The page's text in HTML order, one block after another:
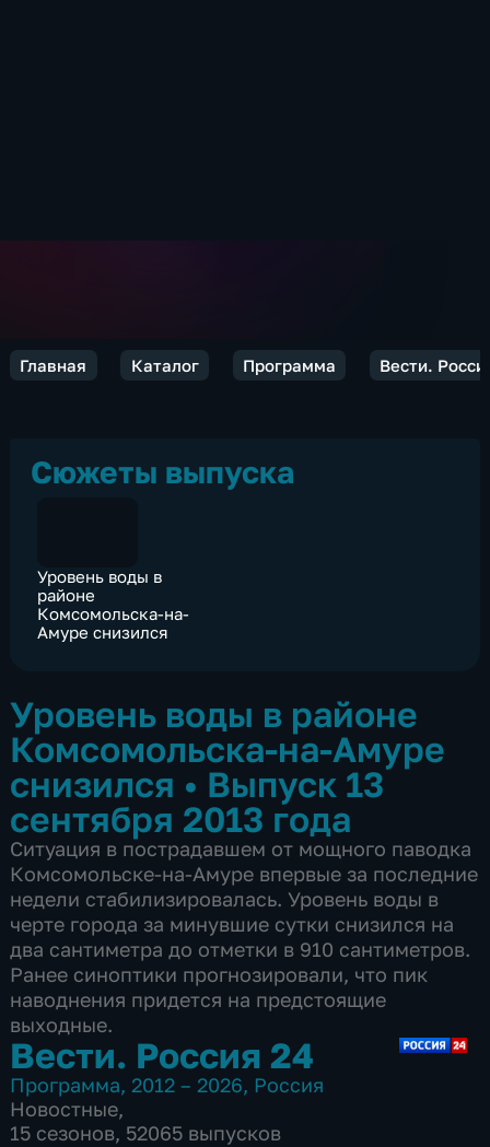
Главная Каталог Программа Вести.
Сюжеты выпуска
Уровень воды в
районе
Комсомольска-на-
Амуре снизился
Уровень воды в районе
Комсомольска-на-Амуре
снизился • Выпуск 13
сентября 2013 года
Ситуация в пострадавшем от мощного паводка
Комсомольске-на-Амуре впервые за последние
недели стабилизировалась. Уровень воды в
черте города за минувшие сутки снизился на
два сантиметра до отметки в 910 сантиметров.
Ранее синоптики прогнозировали, что пик
наводнения придется на предстоящие
выходные.
Вести. Россия 24
Программа, 2012 – 2026, Россия
Новостные,
15 сезонов, 52065 выпусков